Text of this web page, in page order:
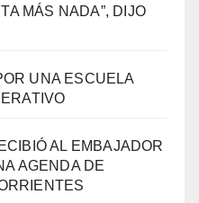
MÁS NADA”, DIJO
UNA ESCUELA
AL EMBAJADOR
AGENDA DE